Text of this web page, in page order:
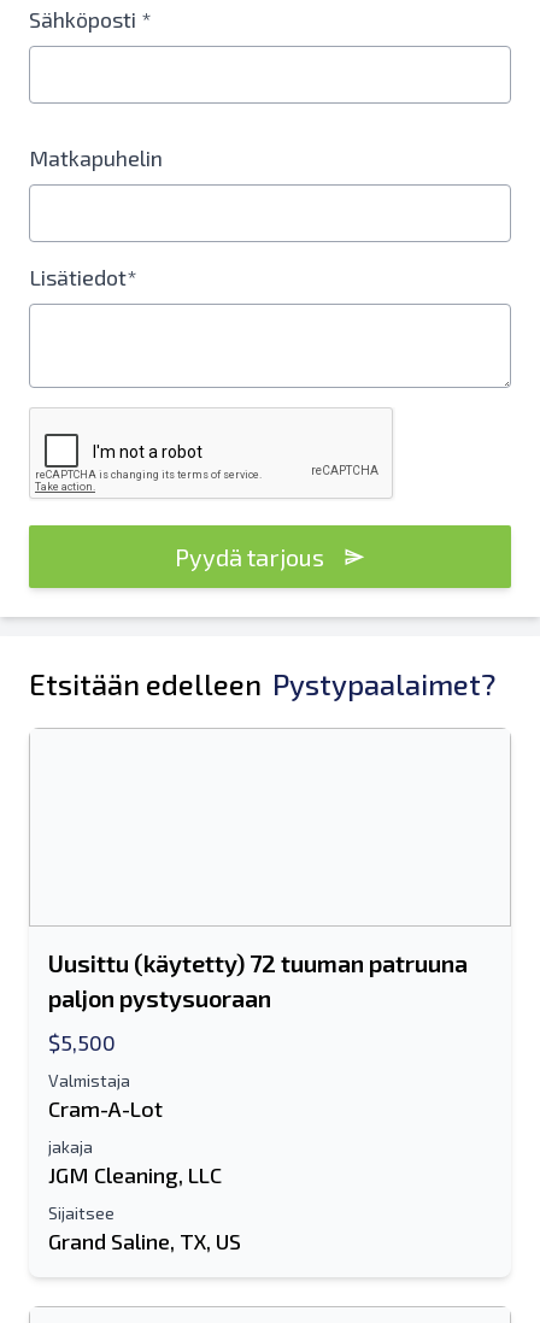
Sähköposti *
Matkapuhelin
Lisätiedot*
Pyydä tarjous
Etsitään edelleen Pystypaalaimet?
Uusittu (käytetty) 72 tuuman patruuna
paljon pystysuoraan
$5,500
Valmistaja
Cram-A-Lot
jakaja
JGM Cleaning, LLC
Sijaitsee
Grand Saline, TX, US